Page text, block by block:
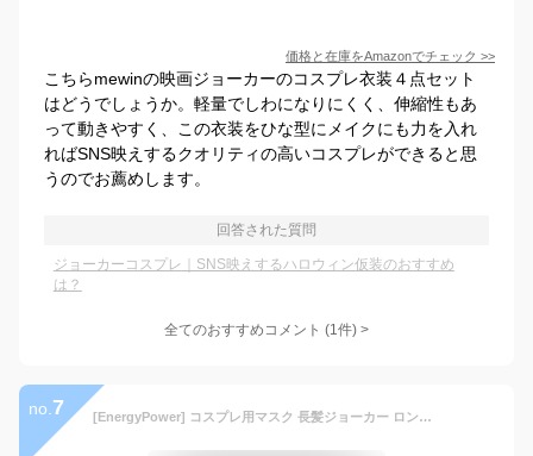
価格と在庫をAmazonでチェック >>
こちらmewinの映画ジョーカーのコスプレ衣装４点セット
はどうでしょうか。軽量でしわになりにくく、伸縮性もあ
って動きやすく、この衣装をひな型にメイクにも力を入れ
ればSNS映えするクオリティの高いコスプレができると思
うのでお薦めします。
回答された質問
ジョーカーコスプレ｜SNS映えするハロウィン仮装のおすすめ
は？
全てのおすすめコメント (1件) >
no. 7 [EnergyPower] コスプレ用マスク 長髪ジョーカー ロン毛ピエロ ハロウィン 仮装 業務用 ハロウィーン フルフェイス ジョークグッズ パーティ/イベント用コスチューム 悪魔 妖怪 モンスター 宇宙人 怪物 ドッキリ いたずら お化け屋敷 お祭り 誕生日 学園祭 文化祭